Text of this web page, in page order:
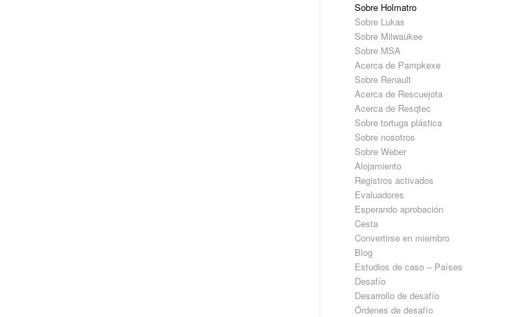
Sobre Holmatro
Sobre Lukas
Sobre Milwaukee
Sobre MSA
Acerca de Pampkexe
Sobre Renault
Acerca de Rescuejota
Acerca de Resqtec
Sobre tortuga plástica
Sobre nosotros
Sobre Weber
Alojamiento
Registros activados
Evaluadores
Esperando aprobación
Cesta
Convertirse en miembro
Blog
Estudios de caso – Países
Desafío
Desarrollo de desafío
Órdenes de desafío